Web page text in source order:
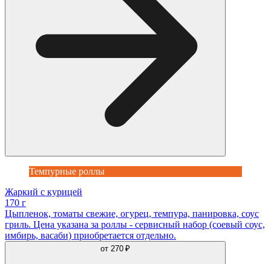
Темпурные роллы
Жаркий с курицей
170 г
Цыпленок, томаты свежие, огурец, темпура, панировка, соус
гриль. Цена указана за роллы - сервисный набор (соевый соус,
имбирь, васаби) приобретается отдельно.
от 270 ₽